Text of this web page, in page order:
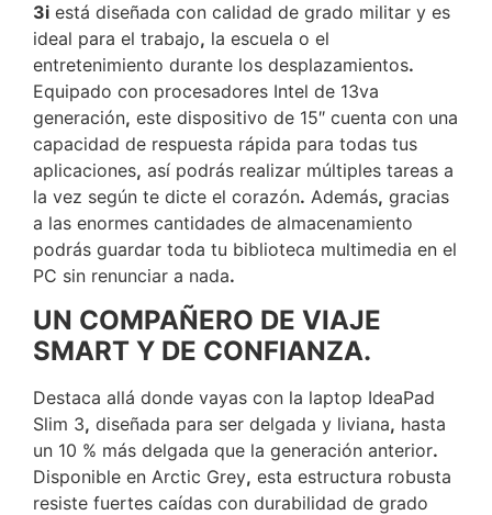
3i está diseñada con calidad de grado militar y es
ideal para el trabajo, la escuela o el
entretenimiento durante los desplazamientos.
Equipado con procesadores Intel de 13va
generación, este dispositivo de 15″ cuenta con una
capacidad de respuesta rápida para todas tus
aplicaciones, así podrás realizar múltiples tareas a
la vez según te dicte el corazón. Además, gracias
a las enormes cantidades de almacenamiento
podrás guardar toda tu biblioteca multimedia en el
PC sin renunciar a nada.
UN COMPAÑERO DE VIAJE
SMART Y DE CONFIANZA.
Destaca allá donde vayas con la laptop IdeaPad
Slim 3, diseñada para ser delgada y liviana, hasta
un 10 % más delgada que la generación anterior.
Disponible en Arctic Grey, esta estructura robusta
resiste fuertes caídas con durabilidad de grado